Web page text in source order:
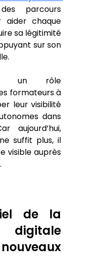
parcours
aider chaque
sa légitimité
sur son
un rôle
formateurs à
leur visibilité
dans
aujourd’hui,
suffit plus, il
visible auprès
de la
digitale